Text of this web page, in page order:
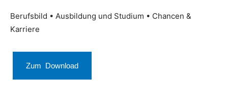
Berufsbild • Ausbildung und Studium • Chancen &
Karriere
Zum Download